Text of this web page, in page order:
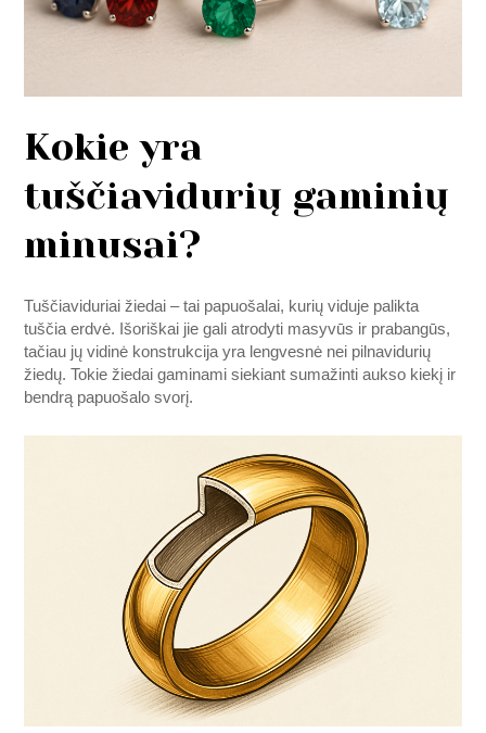
Kokie yra
tuščiavidurių gaminių
minusai?
Tuščiaviduriai žiedai – tai papuošalai, kurių viduje palikta
tuščia erdvė. Išoriškai jie gali atrodyti masyvūs ir prabangūs,
tačiau jų vidinė konstrukcija yra lengvesnė nei pilnavidurių
žiedų. Tokie žiedai gaminami siekiant sumažinti aukso kiekį ir
bendrą papuošalo svorį.